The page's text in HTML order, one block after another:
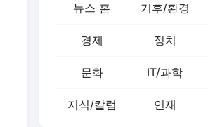
뉴스 홈 기후/환경
경제 정치
문화 IT/과학
지식/칼럼 연재